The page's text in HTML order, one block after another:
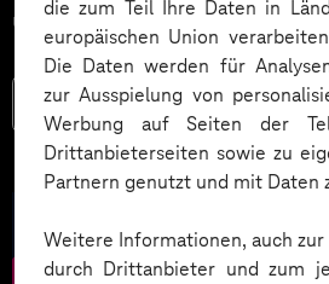
die zum Teil Ihre Daten in
europäischen Union
Die Daten werden für
zur Ausspielung von
Werbung auf Seiten der
Drittanbieterseiten sowie zu
Partnern genutzt und mit Daten
Weitere Informationen, auch
durch Drittanbieter und zum
und intelligente Workflows.
Mehr lesen